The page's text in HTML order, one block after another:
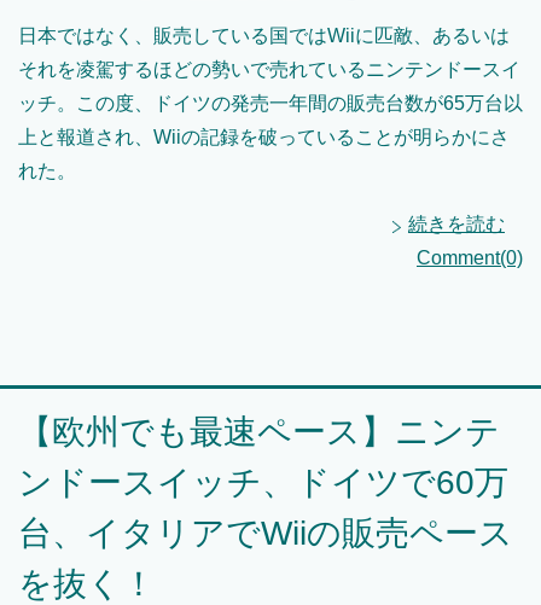
日本ではなく、販売している国ではWiiに匹敵、あるいは
それを凌駕するほどの勢いで売れているニンテンドースイ
ッチ。この度、ドイツの発売一年間の販売台数が65万台以
上と報道され、Wiiの記録を破っていることが明らかにさ
れた。
続きを読む
Comment(0)
【欧州でも最速ペース】ニンテ
ンドースイッチ、ドイツで60万
台、イタリアでWiiの販売ペース
を抜く！